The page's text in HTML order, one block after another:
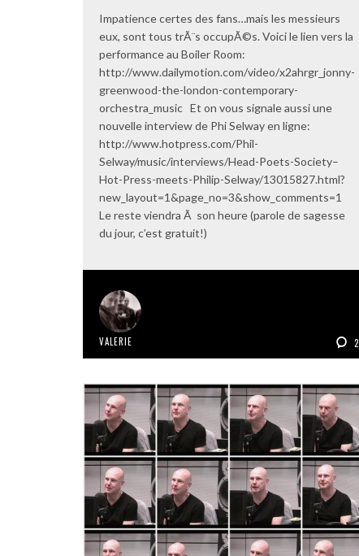
Impatience certes des fans…mais les messieurs
eux, sont tous trÃ¨s occupÃ©s. Voici le lien vers la
performance au Boiler Room:
http://www.dailymotion.com/video/x2ahrgr_jonny-
greenwood-the-london-contemporary-
orchestra_music Et on vous signale aussi une
nouvelle interview de Phi Selway en ligne:
http://www.hotpress.com/Phil-
Selway/music/interviews/Head-Poets-Society–
Hot-Press-meets-Philip-Selway/13015827.html?
new_layout=1&page_no=3&show_comments=1
Le reste viendra Ã son heure (parole de sagesse
du jour, c’est gratuit!)
VALERIE 2